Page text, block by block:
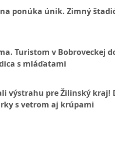
ponúka únik. Zimný
Turistom v Bobroveckej
s mláďatami
výstrahu pre Žilinský kraj!
s vetrom aj krúpami